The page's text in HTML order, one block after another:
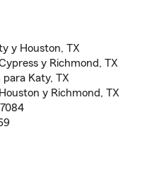
y Houston, TX
y Richmond, TX
Katy, TX
y Richmond, TX